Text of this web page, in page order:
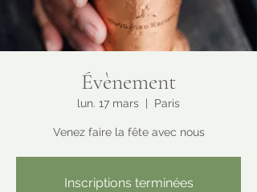
Évènement
lun. 17 mars Paris
Venez faire la fête avec nous
Inscriptions terminées